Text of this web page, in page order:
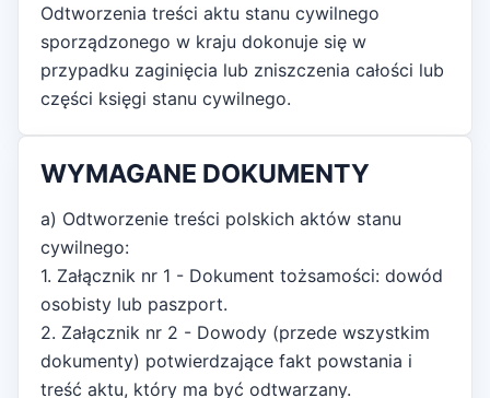
Odtworzenia treści aktu stanu cywilnego
sporządzonego w kraju dokonuje się w
przypadku zaginięcia lub zniszczenia całości lub
części księgi stanu cywilnego.
WYMAGANE DOKUMENTY
a) Odtworzenie treści polskich aktów stanu
cywilnego:
1. Załącznik nr 1 - Dokument tożsamości: dowód
osobisty lub paszport.
2. Załącznik nr 2 - Dowody (przede wszystkim
dokumenty) potwierdzające fakt powstania i
treść aktu, który ma być odtwarzany.